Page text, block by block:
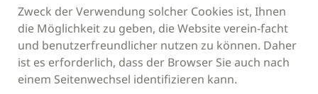
Zweck der Verwendung solcher Cookies ist, Ihnen
die Möglichkeit zu geben, die Website verein-facht
und benutzerfreundlicher nutzen zu können. Daher
ist es erforderlich, dass der Browser Sie auch nach
einem Seitenwechsel identifizieren kann.